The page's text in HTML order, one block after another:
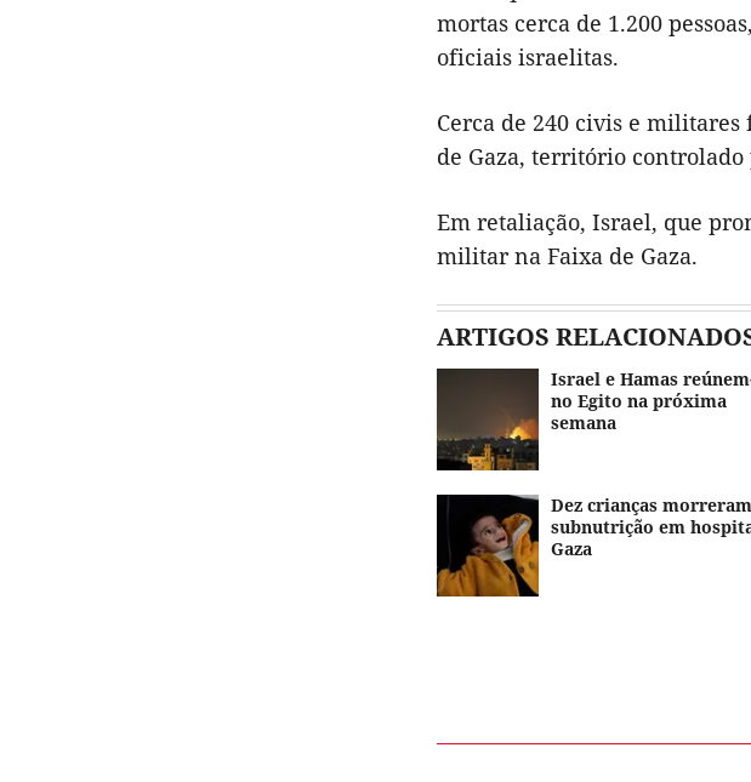
mortas cerca de 1.200
oficiais israelitas.
Cerca de 240 civis e
de Gaza, território controlado
Em retaliação, Israel, que
militar na Faixa de Gaza.
ARTIGOS
Israel e Hamas
no Egito na próxima
semana
Dez crianças
subnutrição em
Gaza